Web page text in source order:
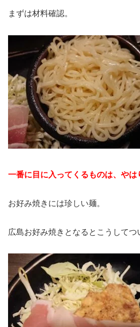
まずは材料確認。
一番に目に入ってくるものは、やは
お好み焼きには珍しい麺。
広島お好み焼きとなるとこうしてつ